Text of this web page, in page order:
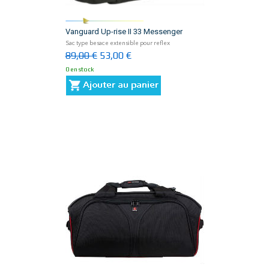
Vanguard Up-rise II 33 Messenger
Sac type besace extensible pour reflex
89,00 €53,00 €
0 en stock